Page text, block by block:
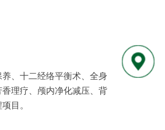
、十二经络平衡术、全身
理疗、颅内净化减压、背
目。